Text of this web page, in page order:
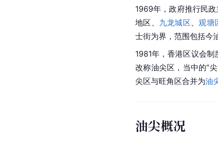
1969年，政府推行民
地区、 九龙城区 、观塘
士街为界，范围包括今
1981年，香港区议会
改称油尖区，当中的“
尖区与旺角区合并为油
油尖概况